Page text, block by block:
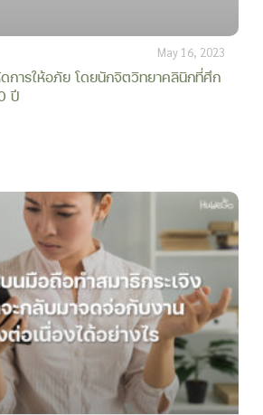
ดการให้อภัย โดยนักจิตวิทยาคลินิกที่ศึก
ปี
May 16, 2023